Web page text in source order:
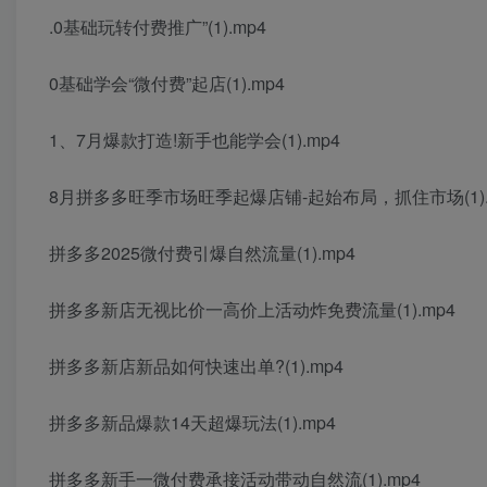
.0基础玩转付费推广”(1).mp4
0基础学会“微付费”起店(1).mp4
1、7月爆款打造!新手也能学会(1).mp4
8月拼多多旺季市场旺季起爆店铺-起始布局，抓住市场
拼多多2025微付费引爆自然流量(1).mp4
拼多多新店无视比价一高价上活动炸免费流量(1).mp4
拼多多新店新品如何快速出单?(1).mp4
拼多多新品爆款14天超爆玩法(1).mp4
拼多多新手一微付费承接活动带动自然流(1).mp4